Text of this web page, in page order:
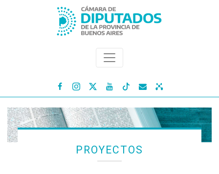
   
PROYECTOS